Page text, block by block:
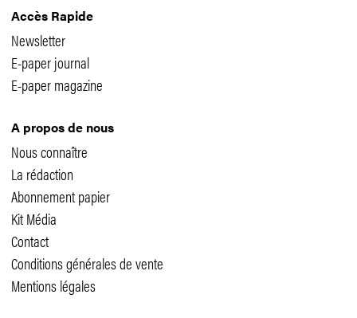
Accès Rapide
Newsletter
E-paper journal
E-paper magazine
A propos de nous
Nous connaître
La rédaction
Abonnement papier
Kit Média
Contact
Conditions générales de vente
Mentions légales